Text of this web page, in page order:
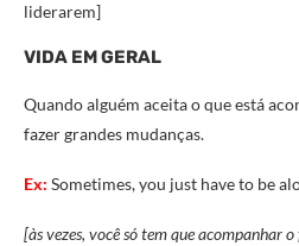
liderarem]
VIDA EM GERAL
Quando alguém aceita o que está
fazer grandes mudanças.
Ex: Sometimes, you just have to be
[às vezes, você só tem que acompanhar